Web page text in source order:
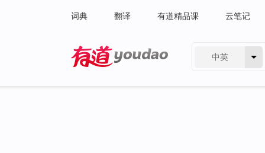
词典 翻译 有道精品课 云笔记
中英